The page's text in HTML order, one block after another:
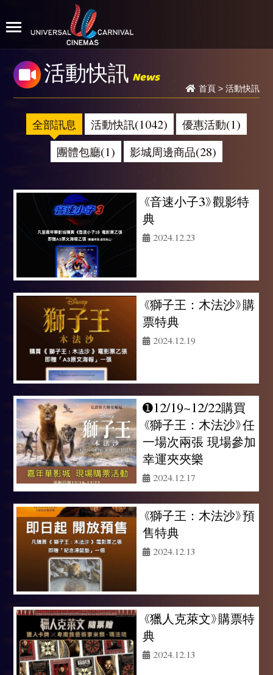
活動快訊 News
首頁> 活動快訊
全部訊息 活動快訊(1042)
優惠活動(1)
團體包廳(1)
影城周邊商品(28)
《音速小子3》觀影特
典
2024.12.23
《獅子王：木法沙》購
票特典
2024.12.19
➊12/19~12/22購買
《獅子王：木法沙》任
一場次兩張 現場參加
幸運夾夾樂
2024.12.17
《獅子王：木法沙》預
售特典
2024.12.13
《獵人克萊文》購票特
典
2024.12.13